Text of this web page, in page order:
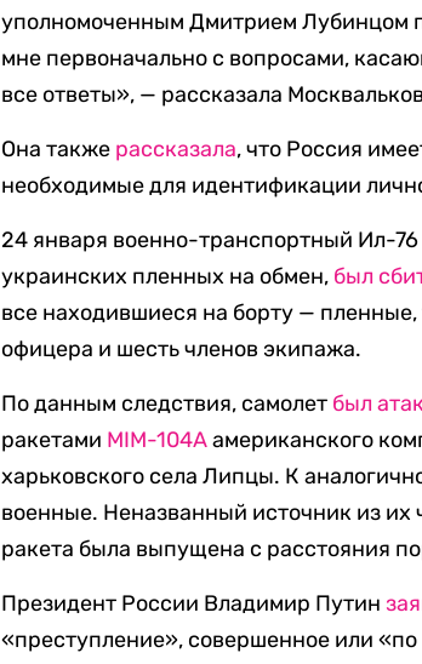
уполномоченным Дмитрием Лубинцом
мне первоначально с вопросами,
все ответы», — рассказала
Она также рассказала, что Россия
необходимые для идентификации
24 января военно-транспортный Ил-
украинских пленных на обмен, был
все находившиеся на борту —
офицера и шесть членов экипажа.
По данным следствия, самолет был
ракетами MIM-104Aамериканского
харьковского села Липцы. К
военные. Неназванный источник из их
ракета была выпущена с расстояния
Президент России Владимир Путин
«преступление», совершенное или